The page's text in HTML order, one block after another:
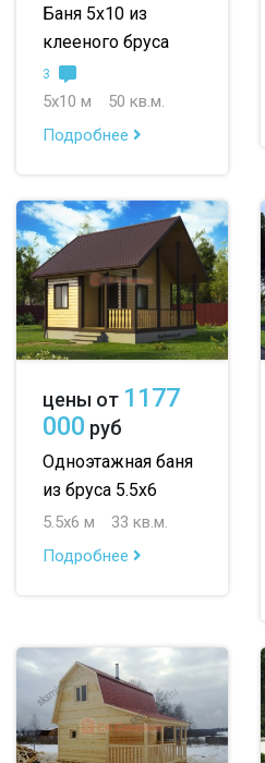
Баня 5х10 из
клееного бруса
3
5х10 м
50 кв.м.
Подробнее
цены от 1177
000 руб
Одноэтажная баня
из бруса 5.5х6
5.5х6 м
33 кв.м.
Подробнее